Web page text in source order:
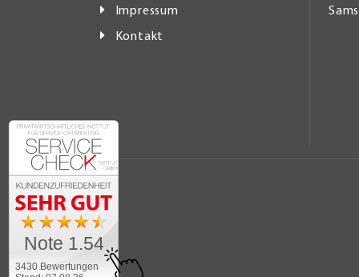
Impressum
Kontakt
3430 Bewertungen
Note 1.54